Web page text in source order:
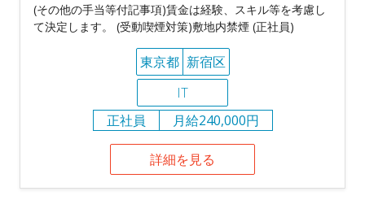
(その他の手当等付記事項)賃金は経験、スキル等を考慮し
て決定します。 (受動喫煙対策)敷地内禁煙 (正社員)
東京都 新宿区
IT
正社員
月給240,000円
詳細を見る